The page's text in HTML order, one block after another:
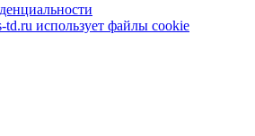
td.ru использует файлы cookie